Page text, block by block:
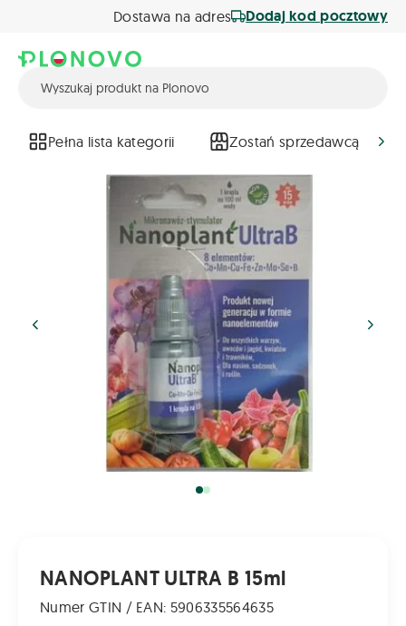
Dostawa na adres Dodaj kod pocztowy
Pełna lista kategorii Zostań sprzedawcą
NANOPLANT ULTRA B 15ml
Numer GTIN / EAN: 5906335564635